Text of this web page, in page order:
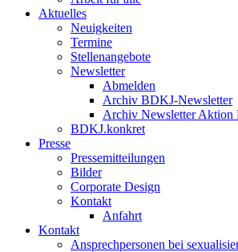
Aktuelles
Neuigkeiten
Termine
Stellenangebote
Newsletter
Abmelden
Archiv BDKJ-Newsletter
Archiv Newsletter Aktion
BDKJ.konkret
Presse
Pressemitteilungen
Bilder
Corporate Design
Kontakt
Anfahrt
Kontakt
Ansprechpersonen bei